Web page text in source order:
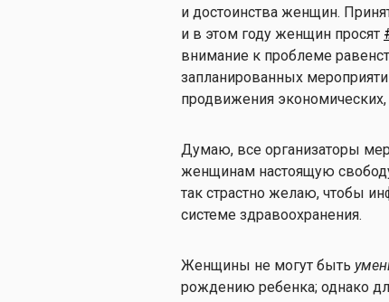
и достоинства женщин.
и в этом году женщин просят
внимание к проблеме
запланированных
продвижения
Думаю, все организаторы
женщинам настоящую
так страстно желаю, чтобы
системе здравоохранения.
Женщины не могут быть
рождению ребенка; однако